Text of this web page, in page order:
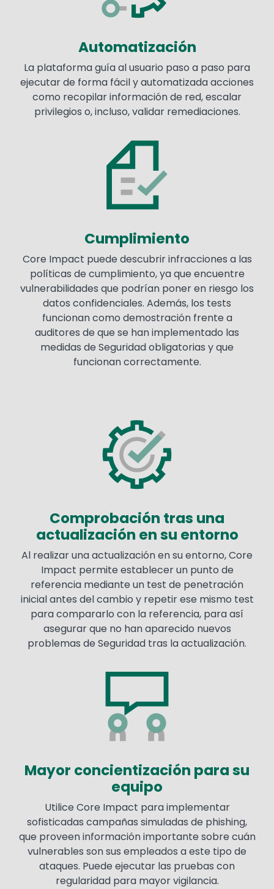
Automatización
La plataforma guía al usuario paso a paso para
ejecutar de forma fácil y automatizada acciones
como recopilar información de red, escalar
privilegios o, incluso, validar remediaciones.
Cumplimiento
Core Impact puede descubrir infracciones a las
políticas de cumplimiento, ya que encuentre
vulnerabilidades que podrían poner en riesgo los
datos confidenciales. Además, los tests
funcionan como demostración frente a
auditores de que se han implementado las
medidas de Seguridad obligatorias y que
funcionan correctamente.
Comprobación tras una
actualización en su entorno
Al realizar una actualización en su entorno, Core
Impact permite establecer un punto de
referencia mediante un test de penetración
inicial antes del cambio y repetir ese mismo test
para compararlo con la referencia, para así
asegurar que no han aparecido nuevos
problemas de Seguridad tras la actualización.
Image
Mayor concientización para su
equipo
Utilice Core Impact para implementar
sofisticadas campañas simuladas de phishing,
que proveen información importante sobre cuán
vulnerables son sus empleados a este tipo de
ataques. Puede ejecutar las pruebas con
regularidad para mayor vigilancia.